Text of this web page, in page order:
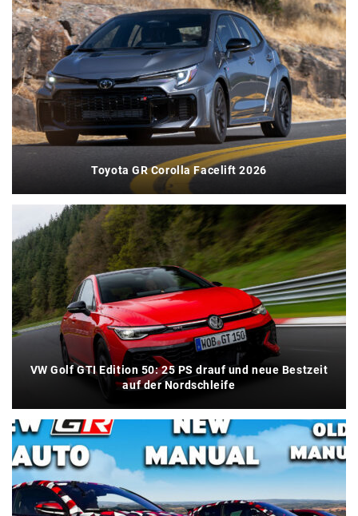
Toyota GR Corolla Facelift 2026
VW Golf GTI Edition 50: 25 PS drauf und neue Bestzeit
auf der Nordschleife